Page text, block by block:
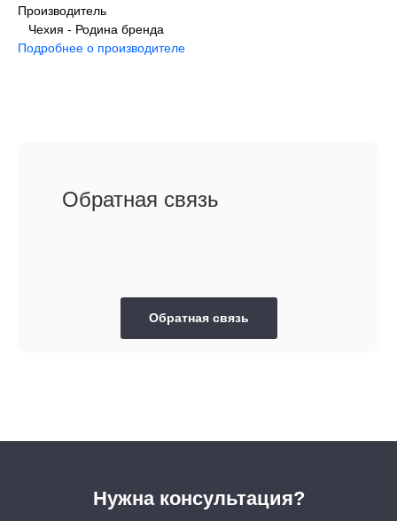
Производитель
Чехия - Родина бренда
Подробнее о производителе
Обратная связь
Обратная связь
Нужна консультация?